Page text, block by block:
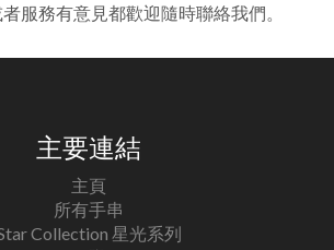
服務有意見都歡迎隨時聯絡我們。
主要連結
主頁
所有手串
Collection 星光系列